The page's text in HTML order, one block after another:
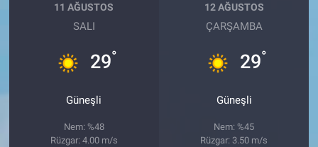
11 AĞUSTOS
SALI
29°
Güneşli
Nem: %48
Rüzgar: 4.00 m/s
12 AĞUSTOS
ÇARŞAMBA
29°
Güneşli
Nem: %45
Rüzgar: 3.50 m/s